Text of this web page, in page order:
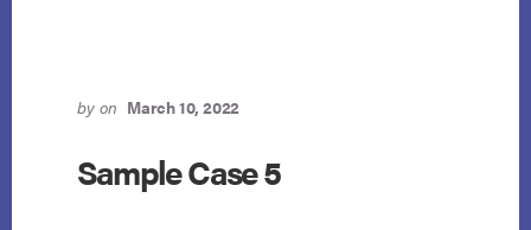
by on March 10, 2022
Sample Case 5